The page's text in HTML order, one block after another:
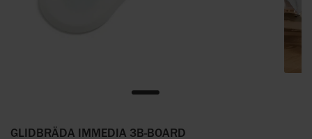
GLIDBRÄDA IMMEDIA 3B-BOARD